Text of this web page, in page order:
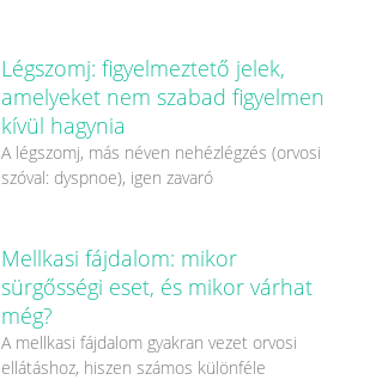
Légszomj: figyelmeztető jelek,
amelyeket nem szabad figyelmen
kívül hagynia
A légszomj, más néven nehézlégzés (orvosi
szóval: dyspnoe), igen zavaró
Mellkasi fájdalom: mikor
sürgősségi eset, és mikor várhat
még?
A mellkasi fájdalom gyakran vezet orvosi
ellátáshoz, hiszen számos különféle